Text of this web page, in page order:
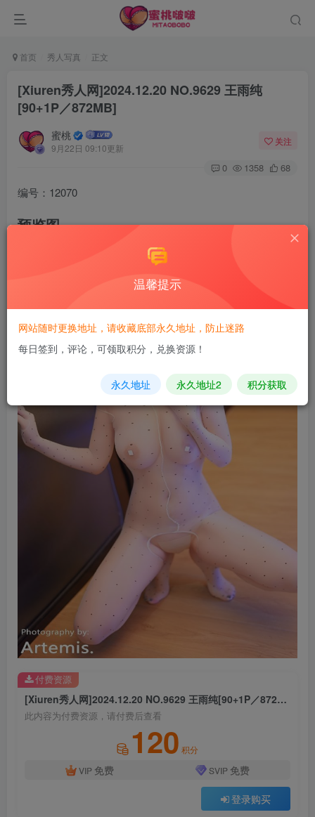
首页 秀人写真 正文
[Xiuren秀人网]2024.12.20 NO.9629 王雨纯
[90+1P／872MB]
蜜桃
9月22日 09:10更新
关注
0 1358 68
编号：12070
预览图
[Xiuren秀人网]2024.12.20 NO.9629 王雨纯[90+1P／872MB]
此内容为付费资源，请付费后查看
120 积分
VIP 免费 SVIP 免费
登录购买
付费资源
温馨提示
网站随时更换地址，请收藏底部永久地址，防止迷路
每日签到，评论，可领取积分，兑换资源！
永久地址 永久地址2 积分获取